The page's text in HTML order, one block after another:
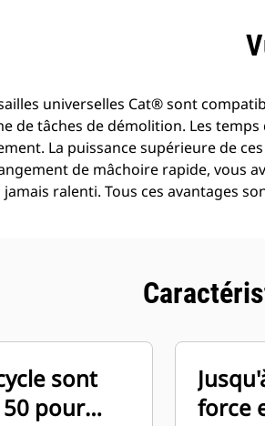
universelles Cat® sont
de tâches de démolition. Les
La puissance supérieure de
de mâchoire rapide, vous
jamais ralenti. Tous ces avantages
sont
pour
force